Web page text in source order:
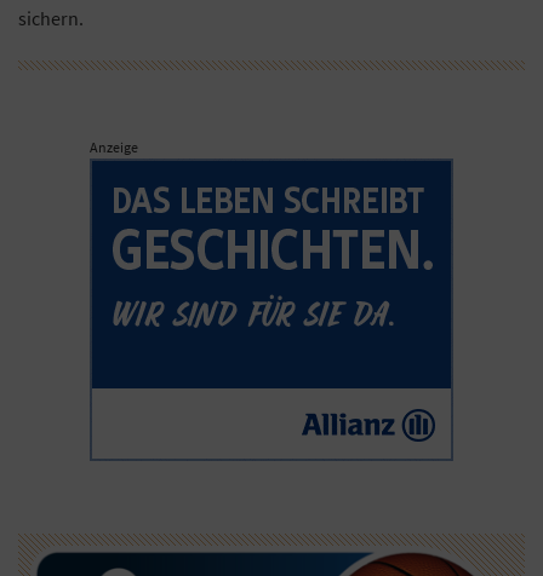
sichern.
Anzeige